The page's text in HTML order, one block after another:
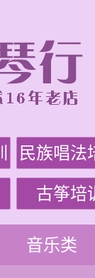
民族唱法
古筝培
音乐类